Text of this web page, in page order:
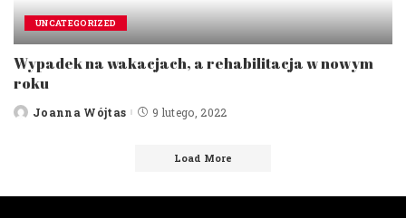
UNCATEGORIZED
Wypadek na wakacjach, a rehabilitacja w nowym
roku
PostedJoanna Wójtas 9 lutego, 2022
Load More